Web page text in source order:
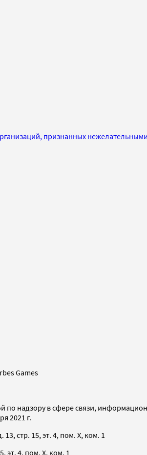
признанных нежелательными
Games
по надзору в сфере связи,
2021 г.
стр. 15, эт. 4, пом. X, ком. 1
эт. 4, пом. X, ком. 1